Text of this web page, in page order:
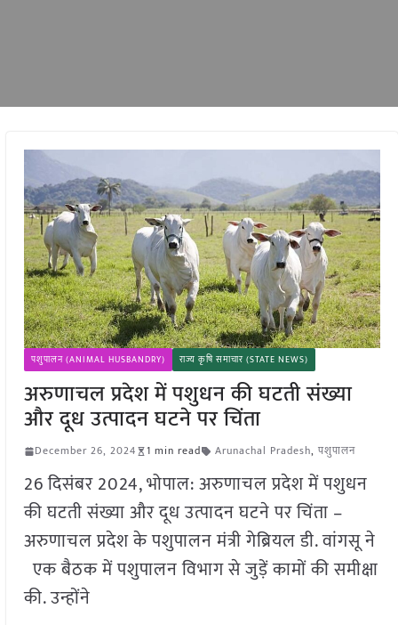
पशुपालन (ANIMAL HUSBANDRY) राज्य कृषि समाचार (STATE NEWS)
अरुणाचल प्रदेश में पशुधन की घटती संख्या
और दूध उत्पादन घटने पर चिंता
December 26, 2024 1 min read Arunachal Pradesh, पशुपालन
26 दिसंबर 2024, भोपाल: अरुणाचल प्रदेश में पशुधन
की घटती संख्या और दूध उत्पादन घटने पर चिंता –
अरुणाचल प्रदेश के पशुपालन मंत्री गेब्रियल डी. वांगसू ने
एक बैठक में पशुपालन विभाग से जुड़ें कामों की समीक्षा
की. उन्होंने